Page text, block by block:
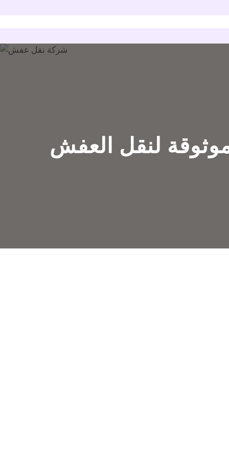
لنقل العفش